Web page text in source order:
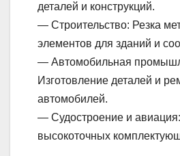
деталей и конструкций.
— Строительство: Резка
элементов для зданий и
— Автомобильная
Изготовление деталей и
автомобилей.
— Судостроение и
высокоточных